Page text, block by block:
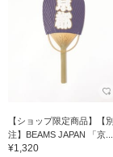
【ショップ限定商品】【別
注】BEAMS JAPAN 「京...
¥1,320